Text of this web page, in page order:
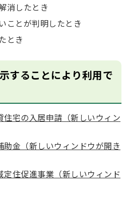
消したとき
ことが判明したとき
とき
することにより利用で
住宅の入居申請（新しいウィン
助金（新しいウィンドウが開き
定住促進事業（新しいウィンド